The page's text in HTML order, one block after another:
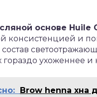
основе Huile
консистенцией и
гораздо ухоженнее и
Brow henna хна